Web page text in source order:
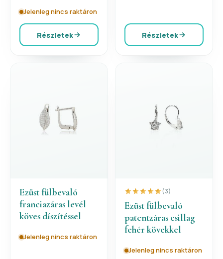
Jelenleg nincs raktáron
Részletek Részletek
Ezüst fülbevaló
franciazáras levél
köves díszítéssel
Jelenleg nincs raktáron
(3)
Ezüst fülbevaló
patentzáras csillag
fehér kövekkel
Jelenleg nincs raktáron